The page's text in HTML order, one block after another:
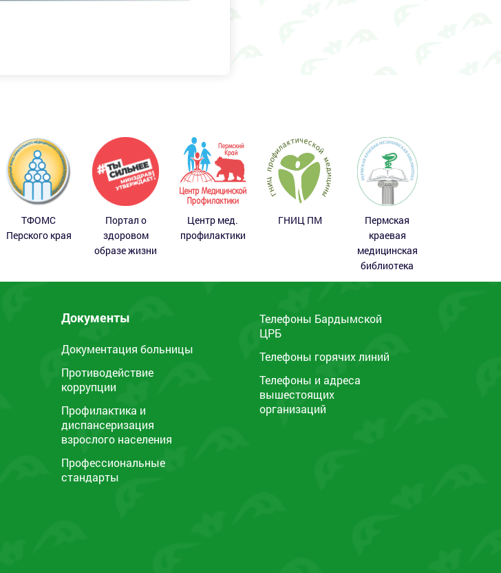
ТФОМС
Перского края
Портал о
здоровом
образе жизни
Центр мед.
профилактики
ГНИЦ ПМ
Пермская
краевая
медицинская
библиотека
Документы
Документация больницы
Противодействие
коррупции
Профилактика и
диспансеризация
взрослого населения
Профессиональные
стандарты
Телефоны Бардымской
ЦРБ
Телефоны горячих линий
Телефоны и адреса
вышестоящих
организаций